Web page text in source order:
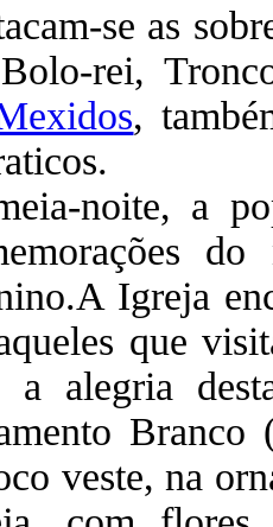
se as
rei,
,
noite, a
Igreja
que
a alegria
veste, na